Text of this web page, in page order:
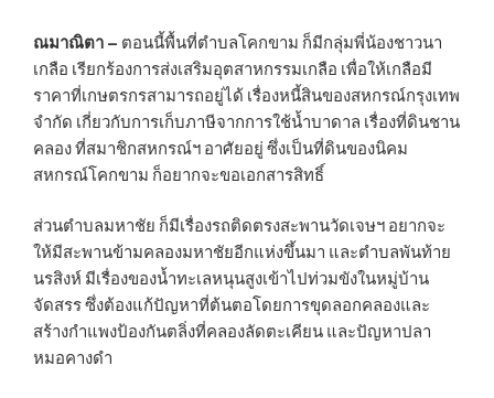
ณมาณิตา – ตอนนี้พื้นที่ตำบลโคกขาม ก็มีกลุ่มพี่น้องชาวนา
เกลือ เรียกร้องการส่งเสริมอุตสาหกรรมเกลือ เพื่อให้เกลือมี
ราคาที่เกษตรกรสามารถอยู่ได้ เรื่องหนี้สินของสหกรณ์กรุงเทพ
จำกัด เกี่ยวกับการเก็บภาษีจากการใช้น้ำบาดาล เรื่องที่ดินชาน
คลอง ที่สมาชิกสหกรณ์ฯ อาศัยอยู่ ซึ่งเป็นที่ดินของนิคม
สหกรณ์โคกขาม ก็อยากจะขอเอกสารสิทธิ์
ส่วนตำบลมหาชัย ก็มีเรื่องรถติดตรงสะพานวัดเจษฯ อยากจะ
ให้มีสะพานข้ามคลองมหาชัยอีกแห่งขึ้นมา และตำบลพันท้าย
นรสิงห์ มีเรื่องของน้ำทะเลหนุนสูงเข้าไปท่วมขังในหมู่บ้าน
จัดสรร ซึ่งต้องแก้ปัญหาที่ต้นตอโดยการขุดลอกคลองและ
สร้างกำแพงป้องกันตลิ่งที่คลองลัดตะเคียน และปัญหาปลา
หมอคางดำ